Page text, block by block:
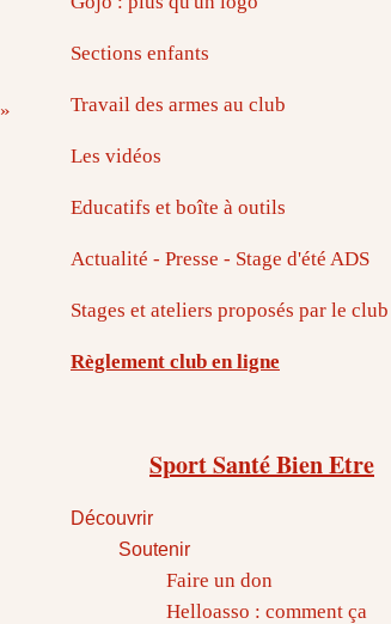
Sections enfants
Travail des armes au club
Les vidéos
Educatifs et boîte à outils
Actualité - Presse - Stage d'été ADS
Stages et ateliers proposés par le club
Règlement club en ligne
Sport Santé Bien Etre
Découvrir
Soutenir
Faire un don
Helloasso : comment ça